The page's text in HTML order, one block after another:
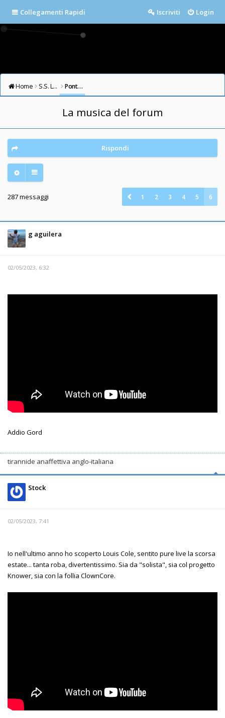
Collegamenti Rapidi Login
Iscriviti
Home S.S. LAZIO FORUM Ponte Milvio
La musica del forum
Rispondi
287 messaggi 1 2 3 4 5 6
g aguilera
02/05/2023, 6:32
Addio Gord
tirannide anaffettiva anglo-italiana
Stock
02/05/2023, 7:41
Io nell'ultimo anno ho scoperto Louis Cole, sentito pure live la scorsa
estate... tanta roba, divertentissimo. Sia da "solista", sia col progetto
Knower, sia con la follia ClownCore.